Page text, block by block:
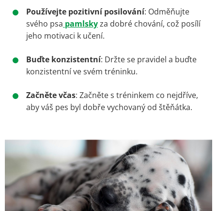
Používejte pozitivní posilování: Odměňujte
svého psa pamlskyza dobré chování, což posílí
jeho motivaci k učení.
Buďte konzistentní: Držte se pravidel a buďte
konzistentní ve svém tréninku.
Začněte včas: Začněte s tréninkem co nejdříve,
aby váš pes byl dobře vychovaný od štěňátka.